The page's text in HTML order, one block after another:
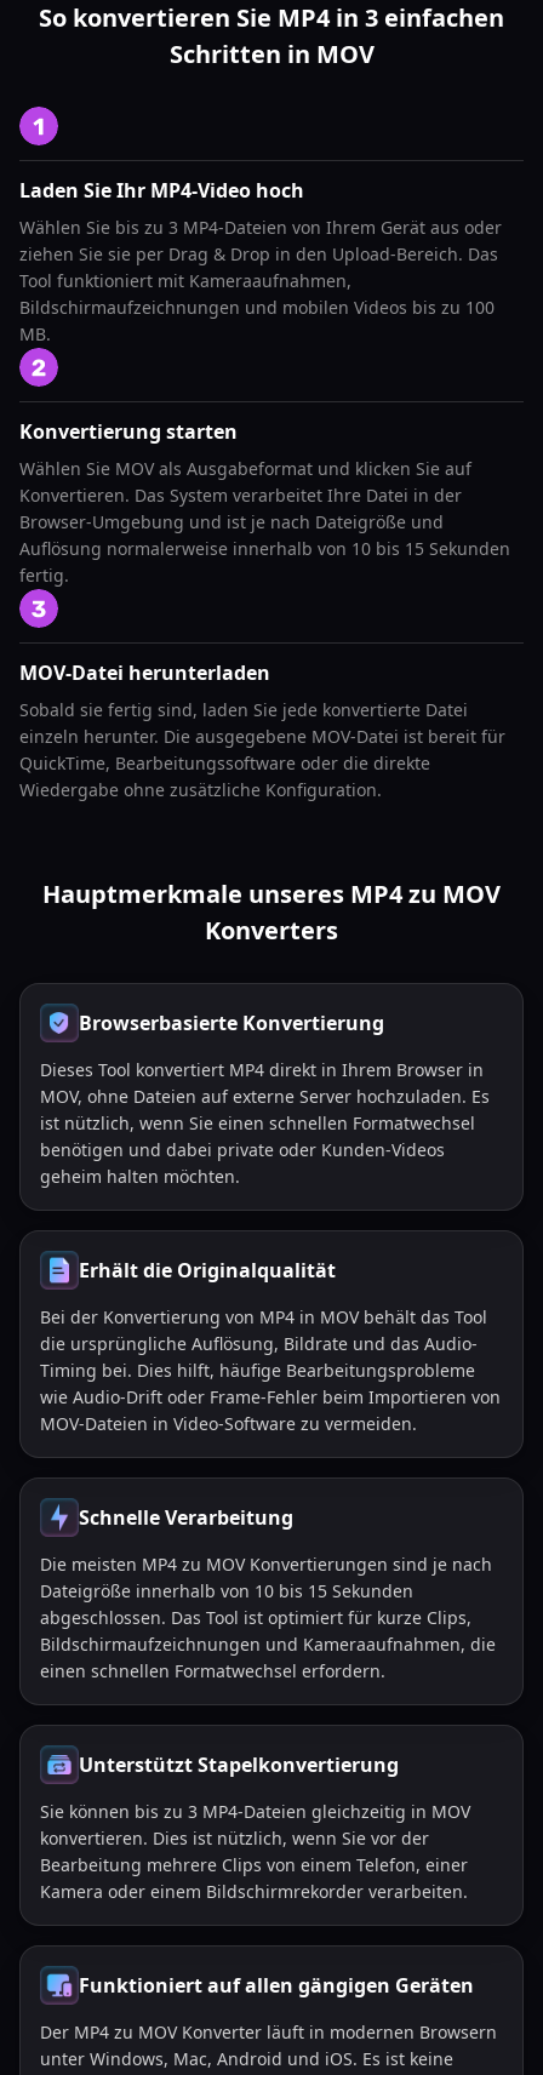
So konvertieren Sie MP4 in 3 einfachen
Schritten in MOV
Laden Sie Ihr MP4-Video hoch
Wählen Sie bis zu 3 MP4-Dateien von Ihrem Gerät aus oder
ziehen Sie sie per Drag & Drop in den Upload-Bereich. Das
Tool funktioniert mit Kameraaufnahmen,
Bildschirmaufzeichnungen und mobilen Videos bis zu 100
MB.
Konvertierung starten
Wählen Sie MOV als Ausgabeformat und klicken Sie auf
Konvertieren. Das System verarbeitet Ihre Datei in der
Browser-Umgebung und ist je nach Dateigröße und
Auflösung normalerweise innerhalb von 10 bis 15 Sekunden
fertig.
MOV-Datei herunterladen
Sobald sie fertig sind, laden Sie jede konvertierte Datei
einzeln herunter. Die ausgegebene MOV-Datei ist bereit für
QuickTime, Bearbeitungssoftware oder die direkte
Wiedergabe ohne zusätzliche Konfiguration.
Hauptmerkmale unseres MP4 zu MOV
Konverters
Browserbasierte Konvertierung
Dieses Tool konvertiert MP4 direkt in Ihrem Browser in
MOV, ohne Dateien auf externe Server hochzuladen. Es
ist nützlich, wenn Sie einen schnellen Formatwechsel
benötigen und dabei private oder Kunden-Videos
geheim halten möchten.
Erhält die Originalqualität
Bei der Konvertierung von MP4 in MOV behält das Tool
die ursprüngliche Auflösung, Bildrate und das Audio-
Timing bei. Dies hilft, häufige Bearbeitungsprobleme
wie Audio-Drift oder Frame-Fehler beim Importieren von
MOV-Dateien in Video-Software zu vermeiden.
Schnelle Verarbeitung
Die meisten MP4 zu MOV Konvertierungen sind je nach
Dateigröße innerhalb von 10 bis 15 Sekunden
abgeschlossen. Das Tool ist optimiert für kurze Clips,
Bildschirmaufzeichnungen und Kameraaufnahmen, die
einen schnellen Formatwechsel erfordern.
Unterstützt Stapelkonvertierung
Sie können bis zu 3 MP4-Dateien gleichzeitig in MOV
konvertieren. Dies ist nützlich, wenn Sie vor der
Bearbeitung mehrere Clips von einem Telefon, einer
Kamera oder einem Bildschirmrekorder verarbeiten.
Funktioniert auf allen gängigen Geräten
Der MP4 zu MOV Konverter läuft in modernen Browsern
unter Windows, Mac, Android und iOS. Es ist keine